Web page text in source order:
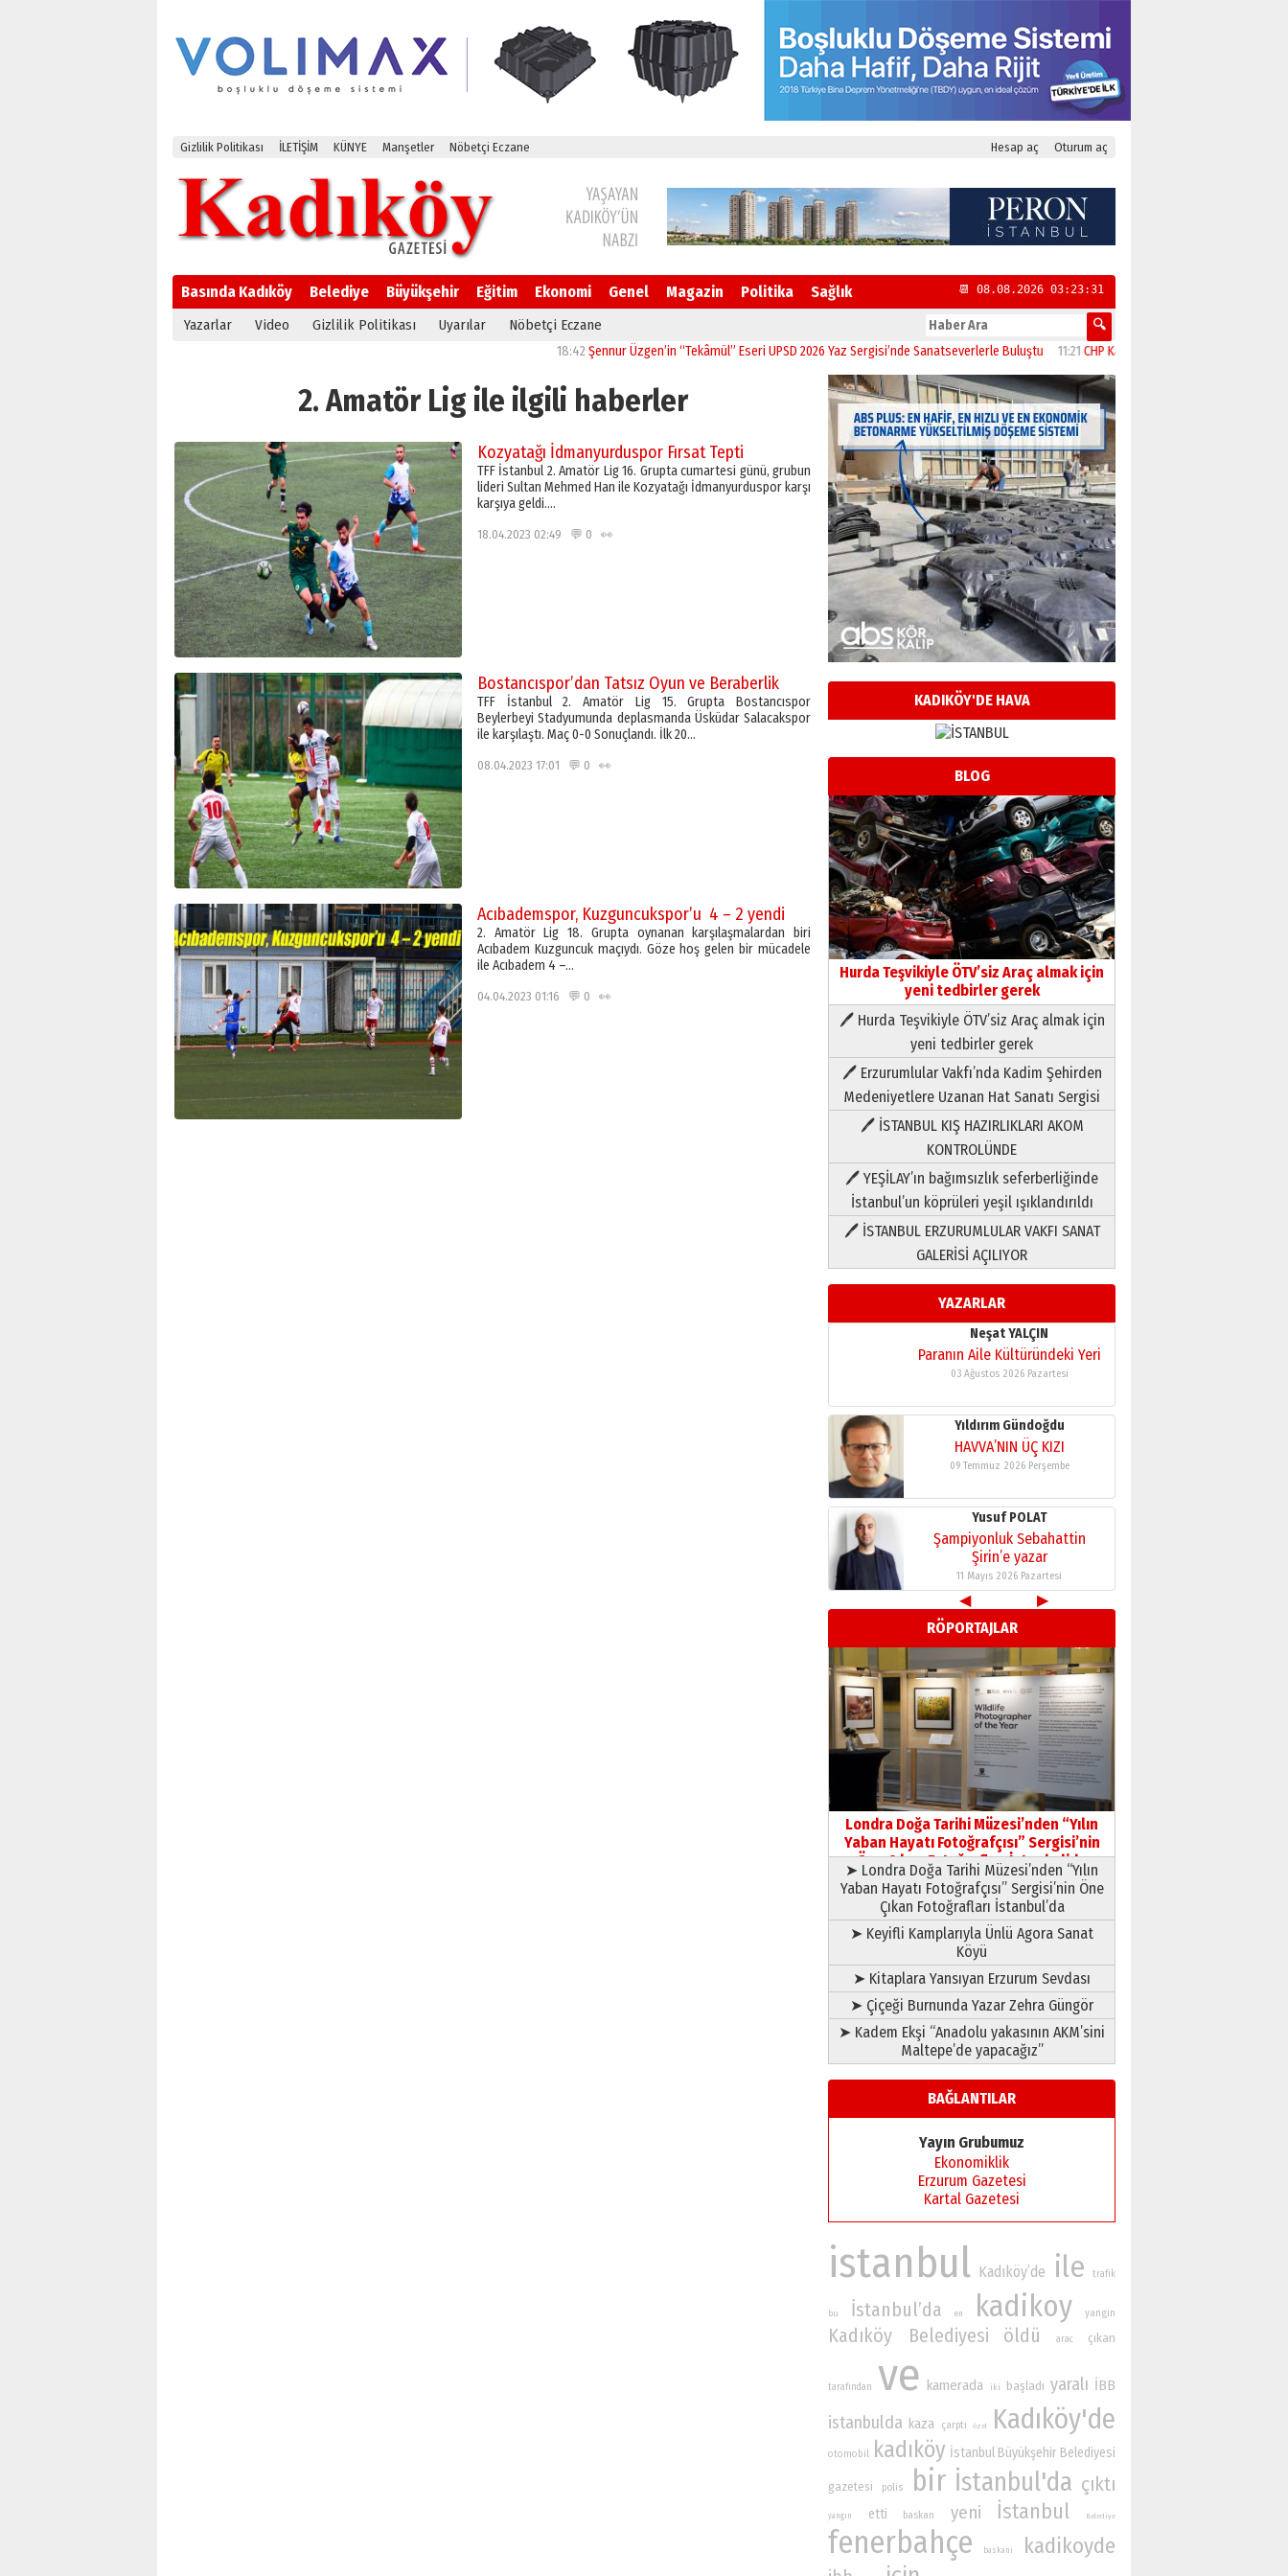
Gizlilik Politikası İLETİŞİM KÜNYE Manşetler Nöbetçi Eczane Hesap aç Oturum aç
Basında Kadıköy Belediye Büyükşehir Eğitim Ekonomi Genel Magazin Politika Sağlık 📆 08.08.2026 03:23:32
Yazarlar Video Gizlilik Politikası Uyarılar Nöbetçi Eczane
Şennur Üzgen’in “Tekâmül” Eseri UPSD 2026 Yaz Sergisi’nde Sanatseverlerle Buluştu 11:21CHP Kadıköy İlçe Başkanlığı’na Yasemin
2. Amatör Lig ile ilgili haberler
Kozyatağı İdmanyurduspor Fırsat Tepti
TFF İstanbul 2. Amatör Lig 16. Grupta cumartesi günü, grubun
lideri Sultan Mehmed Han ile Kozyatağı İdmanyurduspor karşı
karşıya geldi….
18.04.2023 02:49 💬 0 👀
Bostancıspor’dan Tatsız Oyun ve Beraberlik
TFF İstanbul 2. Amatör Lig 15. Grupta Bostancıspor
Beylerbeyi Stadyumunda deplasmanda Üsküdar Salacakspor
ile karşılaştı. Maç 0-0 Sonuçlandı. İlk 20…
08.04.2023 17:01 💬 0 👀
Acıbademspor, Kuzguncukspor’u 4 – 2 yendi
2. Amatör Lig 18. Grupta oynanan karşılaşmalardan biri
Acıbadem Kuzguncuk maçıydı. Göze hoş gelen bir mücadele
ile Acıbadem 4 –…
04.04.2023 01:16 💬 0 👀
KADIKÖY'DE HAVA
BLOG
Hurda Teşvikiyle ÖTV’siz Araç almak için
yeni tedbirler gerek
🖊 Hurda Teşvikiyle ÖTV’siz Araç almak için
yeni tedbirler gerek
🖊 Erzurumlular Vakfı’nda Kadim Şehirden
Medeniyetlere Uzanan Hat Sanatı Sergisi
🖊 İSTANBUL KIŞ HAZIRLIKLARI AKOM
KONTROLÜNDE
🖊 YEŞİLAY’ın bağımsızlık seferberliğinde
İstanbul’un köprüleri yeşil ışıklandırıldı
🖊 İSTANBUL ERZURUMLULAR VAKFI SANAT
GALERİSİ AÇILIYOR
YAZARLAR
Neşat YALÇIN
Paranın Aile Kültüründeki Yeri
03 Ağustos 2026 Pazartesi
Yıldırım Gündoğdu
HAVVA’NIN ÜÇ KIZI
09 Temmuz 2026 Perşembe
Yusuf POLAT
Şampiyonluk Sebahattin
Şirin’e yazar
11 Mayıs 2026 Pazartesi
Neşat YALÇIN
Paranın Aile Kültüründeki Yeri
03 Ağustos 2026 Pazartesi
Yıldırım Gündoğdu
HAVVA’NIN ÜÇ KIZI
09 Temmuz 2026 Perşembe
Yusuf POLAT
Şampiyonluk Sebahattin
Şirin’e yazar
11 Mayıs 2026 Pazartesi
Neşat YALÇIN
Paranın Aile Kültüründeki Yeri
03 Ağustos 2026 Pazartesi
Yıldırım Gündoğdu
HAVVA’NIN ÜÇ KIZI
09 Temmuz 2026 Perşembe
Yusuf POLAT
Şampiyonluk Sebahattin
Şirin’e yazar
11 Mayıs 2026 Pazartesi
◀
▶
RÖPORTAJLAR
Londra Doğa Tarihi Müzesi’nden “Yılın
Yaban Hayatı Fotoğrafçısı” Sergisi’nin
Öne Çıkan Fotoğrafları İstanbul’da
➤ Londra Doğa Tarihi Müzesi’nden “Yılın
Yaban Hayatı Fotoğrafçısı” Sergisi’nin Öne
Çıkan Fotoğrafları İstanbul’da
➤ Keyifli Kamplarıyla Ünlü Agora Sanat
Köyü
➤ Kitaplara Yansıyan Erzurum Sevdası
➤ Çiçeği Burnunda Yazar Zehra Güngör
➤ Kadem Ekşi “Anadolu yakasının AKM’sini
Maltepe’de yapacağız”
BAĞLANTILAR
Yayın Grubumuz
Ekonomiklik
Erzurum Gazetesi
Kartal Gazetesi
istanbul Kadıköy’de ile trafik
bu İstanbul’da en kadikoy yangin
Kadıköy Belediyesi öldü arac çıkan
tarafından ve kamerada iki başladı yaralı İBB
istanbulda kaza çarptı özel Kadıköy'de
otomobil kadıköy İstanbul Büyükşehir Belediyesi
gazetesi polis bir İstanbul'da çıktı
yangın etti baskan yeni İstanbul Belediye
fenerbahçe baskani kadikoyde